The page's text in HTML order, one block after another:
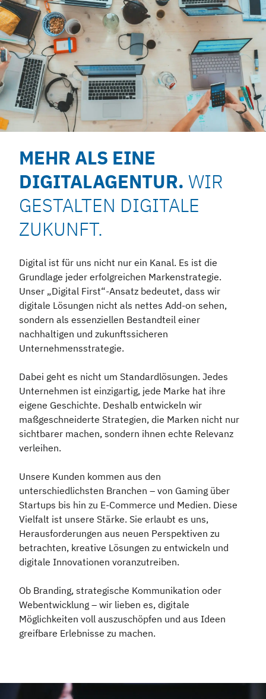
MEHR ALS EINE
DIGITALAGENTUR. WIR
GESTALTEN DIGITALE
ZUKUNFT.
Digital ist für uns nicht nur ein Kanal. Es ist die
Grundlage jeder erfolgreichen Markenstrategie.
Unser „Digital First“-Ansatz bedeutet, dass wir
digitale Lösungen nicht als nettes Add-on sehen,
sondern als essenziellen Bestandteil einer
nachhaltigen und zukunftssicheren
Unternehmensstrategie.
Dabei geht es nicht um Standardlösungen. Jedes
Unternehmen ist einzigartig, jede Marke hat ihre
eigene Geschichte. Deshalb entwickeln wir
maßgeschneiderte Strategien, die Marken nicht nur
sichtbarer machen, sondern ihnen echte Relevanz
verleihen.
Unsere Kunden kommen aus den
unterschiedlichsten Branchen – von Gaming über
Startups bis hin zu E-Commerce und Medien. Diese
Vielfalt ist unsere Stärke. Sie erlaubt es uns,
Herausforderungen aus neuen Perspektiven zu
betrachten, kreative Lösungen zu entwickeln und
digitale Innovationen voranzutreiben.
Ob Branding, strategische Kommunikation oder
Webentwicklung – wir lieben es, digitale
Möglichkeiten voll auszuschöpfen und aus Ideen
greifbare Erlebnisse zu machen.